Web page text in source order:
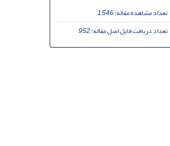
تعداد مشاهده مقاله:1,546
تعداد دریافت فایل اصل مقاله:952